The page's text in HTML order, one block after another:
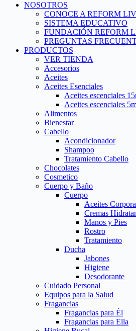
NOSOTROS
CONOCE A REFORM
SISTEMA EDUCATIVO
FUNDACIÓN REFORM
PREGUNTAS
PRODUCTOS
VER TIENDA
Accesorios
Aceites
Aceites Esenciales
Aceites escenciales
Aceites escenciales
Alimentos
Bienestar
Cabello
Acondicionador
Shampoo
Tratamiento Cabello
Chocolates
Cosmetico
Cuerpo y Baño
Cuerpo
Aceites
Cremas
Manos y Pies
Rostro
Tratamiento
Ducha
Jabones
Higiene
Desodorante
Cuidado Personal
Equipos para la Salud
Fragancias
Fragancias para Él
Fragancias para Ella